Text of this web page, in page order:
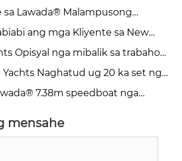
sa 10 ka Units nga 255 Speed
sa Lawada® Malampusong
Catamaran Passenger
ang mga Kliyente sa New
Inspeksyon ug Pagbisita
Opisyal nga mibalik sa trabaho
sa Pagbisita & Pagtinabangay
Naghatud ug 20 ka set nga
7.38m speedboat nga
senaryo opisyal nga gihatag.
mensahe